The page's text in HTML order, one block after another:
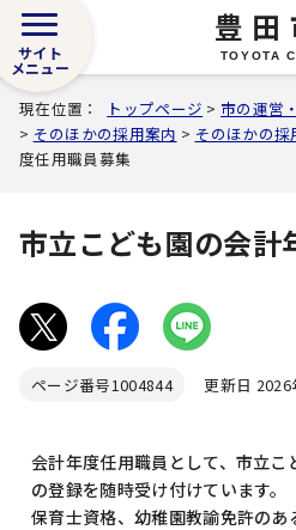
豊田
TOYOTA
サイト
メニュー
現在位置： トップページ >市の運営
> そのほかの採用案内 > そのほかの採
度任用職員募集
市立こども園の会計
ページ番号1004844 更新日 2026
会計年度任用職員として、市立
の登録を随時受け付けています。
保育士資格、幼稚園教諭免許の